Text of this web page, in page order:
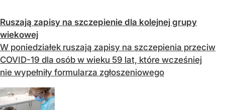
Ruszają zapisy na szczepienie dla kolejnej grupy
wiekowej
W poniedziałek ruszają zapisy na szczepienia przeciw
COVID-19 dla osób w wieku 59 lat, które wcześniej
nie wypełniły formularza zgłoszeniowego